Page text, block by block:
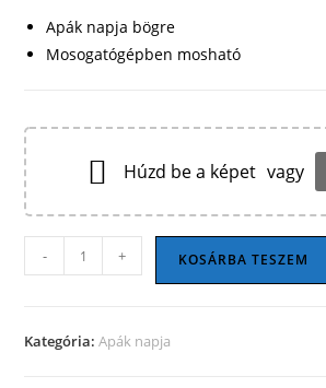
Apák napja bögre
Mosogatógépben mosható
Húzd be a képet vagy
napi
- + KOSÁRBA TESZEM
Kategória:Apák napja